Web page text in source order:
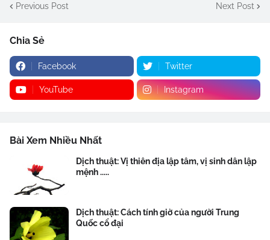
Previous Post Next Post
Chia Sẻ
Facebook Twitter
YouTube Instagram
Bài Xem Nhiều Nhất
Dịch thuật: Vị thiên địa lập tâm, vị sinh dân lập
mệnh .....
Dịch thuật: Cách tính giờ của người Trung
Quốc cổ đại